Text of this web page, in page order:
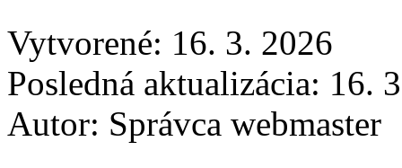
Vytvorené: 16. 3. 2026
Posledná aktualizácia: 16.
Autor: Správca webmaster